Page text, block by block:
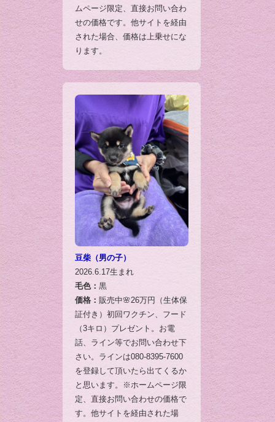
ムページ限定、直接お問い合わ
せの価格です。他サイトを経由
された場合、価格は上乗せにな
ります。
豆柴（男の子）
2026.6.17生まれ
毛色： 黒
価格： 販売中🌸26万円（生体保
証付き）初回ワクチン、フード
（3キロ）プレゼント。お電
話、ライン等でお問い合わせ下
さい。ラインは080-8395-7600
を登録して頂いたら出てくるか
と思います。※ホームページ限
定、直接お問い合わせの価格で
す。他サイトを経由された場